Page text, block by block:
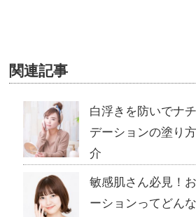
関連記事
白浮きを防いでナ
デーションの塗り
介
敏感肌さん必見！
ーションってどん